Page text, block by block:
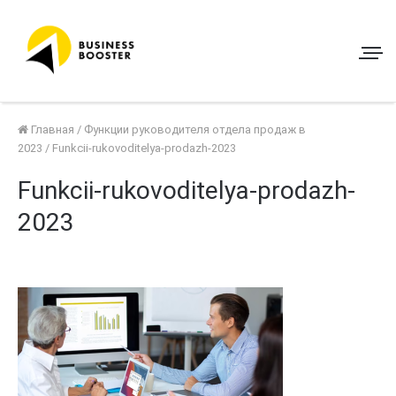
Главная / Функции руководителя отдела продаж в
2023 / Funkcii-rukovoditelya-prodazh-2023
Funkcii-rukovoditelya-prodazh-
2023